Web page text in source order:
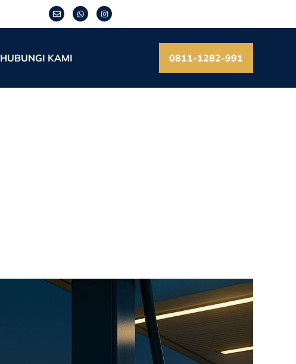
HUBUNGI KAMI 0811-1282-991